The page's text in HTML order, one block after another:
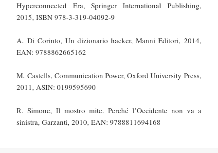
Hyperconnected Era, Springer International Publishing,
2015, ISBN 978-3-319-04092-9
A. Di Corinto, Un dizionario hacker, Manni Editori, 2014,
EAN: 9788862665162
M. Castells, Communication Power, Oxford University Press,
2011, ASIN: 0199595690
R. Simone, Il mostro mite. Perché l’Occidente non va a
sinistra, Garzanti, 2010, EAN: 9788811694168